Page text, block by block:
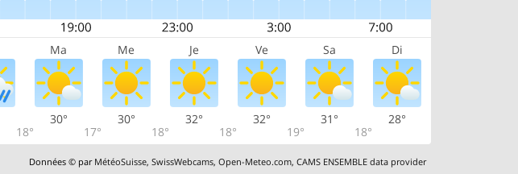
Ma Me Je Ve Sa Di
18°
30°
17°
30°
18°
32°
18°
32°
19°
31°
18°
28°
Données © par MétéoSuisse,SwissWebcams,Open-Meteo.com,CAMS ENSEMBLE data provider